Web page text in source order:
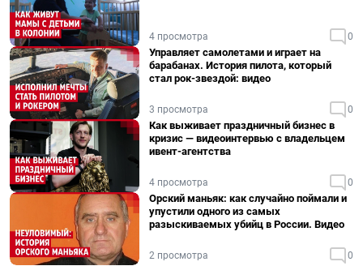
4 просмотра 0
Управляет самолетами и играет на
барабанах. История пилота, который
стал рок-звездой: видео
3 просмотра 0
Как выживает праздничный бизнес в
кризис — видеоинтервью с владельцем
ивент-агентства
4 просмотра 0
Орский маньяк: как случайно поймали и
упустили одного из самых
разыскиваемых убийц в России. Видео
2 просмотра 0